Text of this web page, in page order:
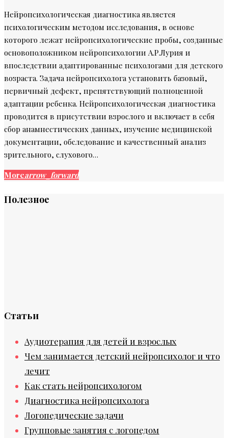
Нейропсихологическая диагностика является
психологическим методом исследования, в основе
которого лежат нейропсихологические пробы, созданные
основоположником нейропсихологии А.Р.Лурия и
впоследствии адаптированные психологами для детского
возраста. Задача нейропсихолога установить базовый,
первичный дефект, препятствующий полноценной
адаптации ребенка. Нейропсихологическая диагностика
проводится в присутствии взрослого и включает в себя
сбор анамнестических данных, изучение медицинской
документации, обследование и качественный анализ
зрительного, слухового…
Morearrow_forward
Полезное
Статьи
Аудиотерапия для детей и взрослых
Чем занимается детский нейропсихолог и что
лечит
Как стать нейропсихологом
Диагностика нейропсихолога
Логопедические задачи
Групповые занятия с логопедом